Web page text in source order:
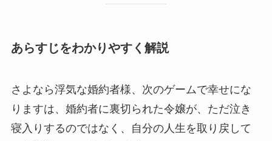
あらすじをわかりやすく解説
さよなら浮気な婚約者様、次のゲームで幸せにな
りますは、婚約者に裏切られた令嬢が、ただ泣き
寝入りするのではなく、自分の人生を取り戻して